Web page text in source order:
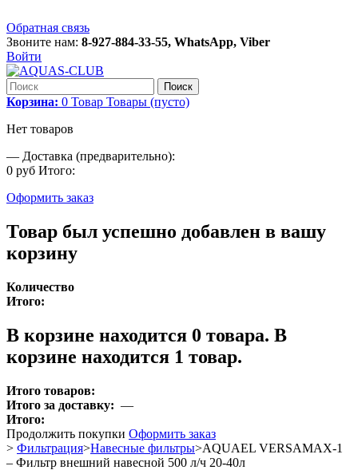
Обратная связь
Звоните нам: 8-927-884-33-55, WhatsApp, Viber
Войти
Поиск
Корзина: 0 Товар Товары (пусто)
Нет товаров
— Доставка (предварительно):
0 руб Итого:
Оформить заказ
Товар был успешно добавлен в вашу
корзину
Количество
Итого:
В корзине находится 0 товара. В
корзине находится 1 товар.
Итого товаров:
Итого за доставку: —
Итого:
Продолжить покупки Оформить заказ
> Фильтрация>Навесные фильтры>AQUAEL VERSAMAX-1
– Фильтр внешний навесной 500 л/ч 20-40л